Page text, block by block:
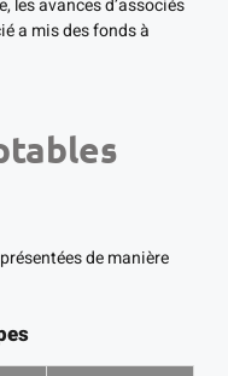
les avances d’associés
a mis des fonds à
de manière